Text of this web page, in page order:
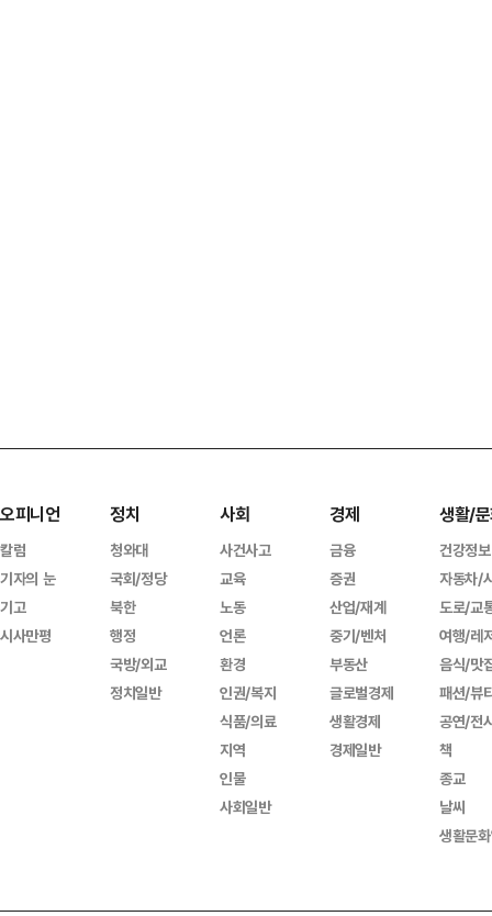
오피니언
칼럼
기자의 눈
기고
시사만평
정치
청와대
국회/정당
북한
행정
국방/외교
정치일반
사회
사건사고
교육
노동
언론
환경
인권/복지
식품/의료
지역
인물
사회일반
경제
금융
증권
산업/재계
중기/벤처
부동산
글로벌경제
생활경제
경제일반
생활/
건강정보
자동차/
도로/교
여행/레
음식/맛
패션/뷰
공연/전
책
종교
날씨
생활문